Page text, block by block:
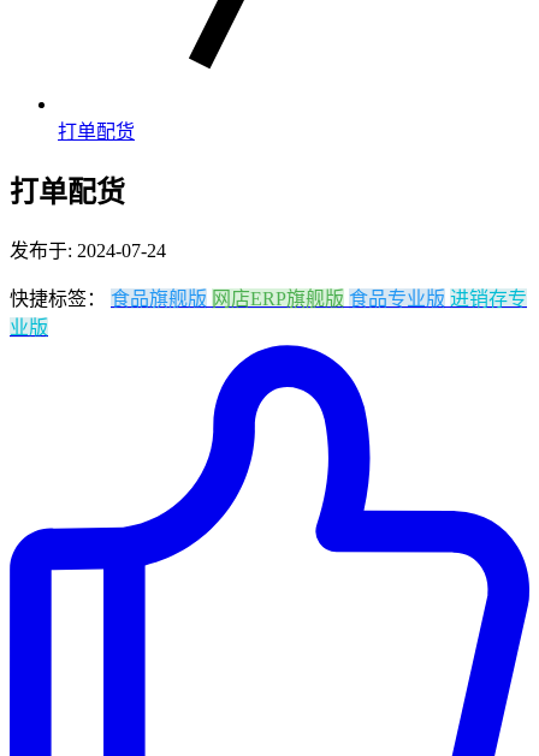
打单配货
打单配货
发布于: 2024-07-24
快捷标签： 食品旗舰版 网店ERP旗舰版 食品专业版 进销存专
业版